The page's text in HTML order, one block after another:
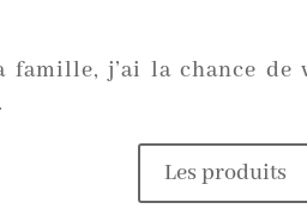
famille, j’ai la chance
Les produits